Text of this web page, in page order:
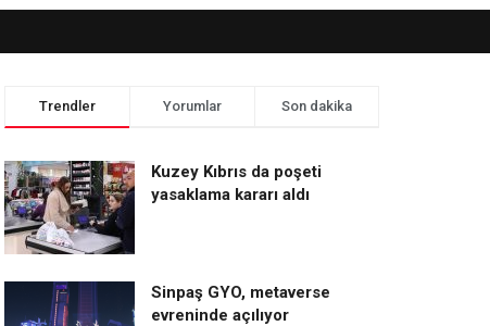
Trendler Yorumlar Son dakika
Kuzey Kıbrıs da poşeti
yasaklama kararı aldı
Sinpaş GYO, metaverse
evreninde açılıyor